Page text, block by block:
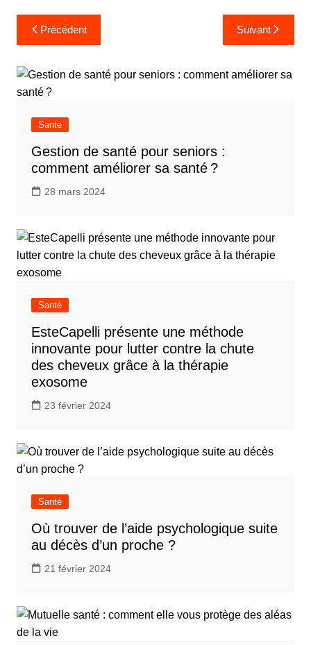
Navigation
de
l’article
Précédent Suivant
Santé
Gestion de santé pour seniors :
comment améliorer sa santé ?
28 mars 2024
Santé
EsteCapelli présente une méthode
innovante pour lutter contre la chute
des cheveux grâce à la thérapie
exosome
23 février 2024
Santé
Où trouver de l’aide psychologique suite
au décès d’un proche ?
21 février 2024